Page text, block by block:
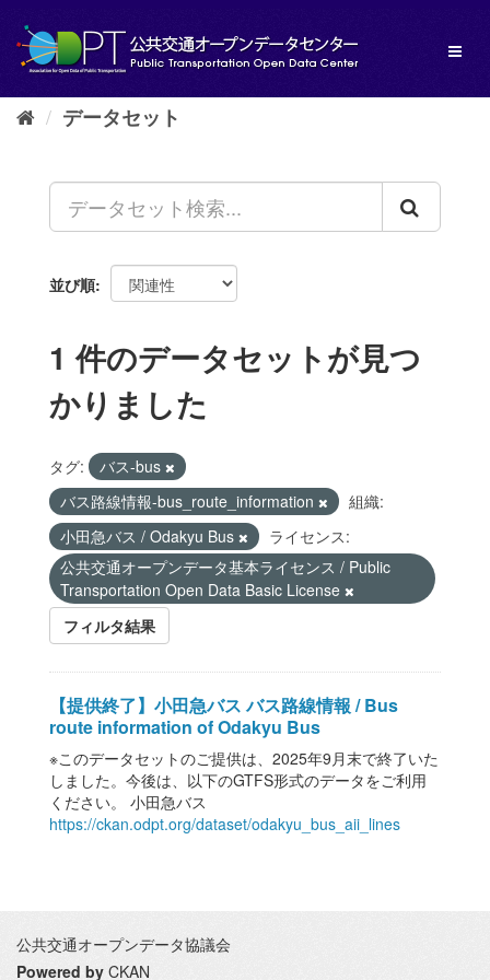
し
データセット
並び順
1 件のデータセットが見つ
かりました
タグ:
バス-bus
バス路線情報-bus_route_information
組織:
小田急バス / Odakyu Bus
ライセンス:
公共交通オープンデータ基本ライセンス / Public
Transportation Open Data Basic License
フィルタ結果
【提供終了】小田急バス バス路線情報 / Bus
route information of Odakyu Bus
※このデータセットのご提供は、2025年9月末で終了いた
しました。今後は、以下のGTFS形式のデータをご利用
ください。 小田急バス
https://ckan.odpt.org/dataset/odakyu_bus_aii_lines
公共交通オープンデータ協議会
Powered by CKAN